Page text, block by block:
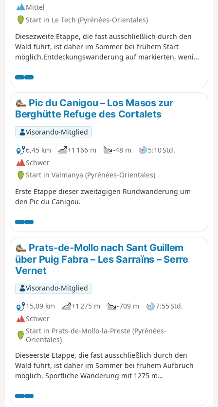
Mittel
Start in Le Tech (Pyrénées-Orientales)
Diesezweite Etappe, die fast ausschließlich durch den
Wald führt, ist daher im Sommer bei frühem Start
möglich.Entdeckungswanderung auf markierten, wenig
Orientierungssinn und die GPX-Datei erfordern. Schöne
Orte zum Ausruhen und Genießen der Landschaft.
Pic du Canigou – Los Masos zur
Berghütte Refuge des Cortalets
Visorando-Mitglied
6,45 km
+1 166 m -48 m
5:10 Std.
Schwer
Start in Valmanya (Pyrénées-Orientales)
Erste Etappe dieser zweitägigen Rundwanderung um
den Pic du Canigou.
Prats-de-Mollo nach Sant Guillem
über Puig Fabra – Les Sarraïns – Serre
Vernet
Visorando-Mitglied
15,09 km
+1 275 m -709 m
7:55 Std.
Schwer
Start in Prats-de-Mollo-la-Preste (Pyrénées-
Orientales)
Dieseerste Etappe, die fast ausschließlich durch den
Wald führt, ist daher im Sommer bei frühem Aufbruch
möglich. Sportliche Wanderung mit 1275 m
begangenen Wegen, die Orientierungssinn und die GPX-